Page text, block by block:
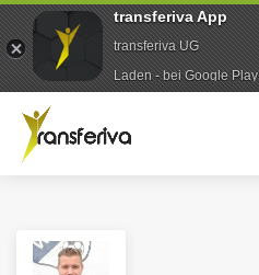
transferiva App
transferiva UG
Laden - bei Google Play